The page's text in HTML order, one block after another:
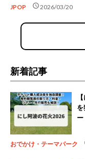
JPOP schedule2026/03/20
新着記事
ー
おでかけ・テーマパーク